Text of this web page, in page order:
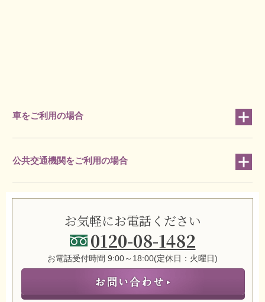
車をご利用の場合
公共交通機関をご利用の場合
お気軽にお電話ください
0120-08-1482
お電話受付時間 9:00～18:00(定休日：火曜日)